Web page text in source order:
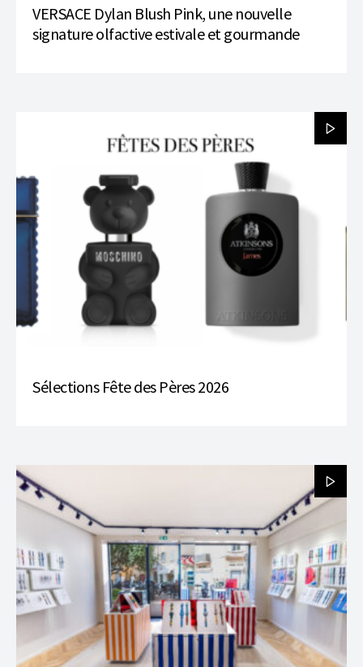
VERSACE Dylan Blush Pink, une nouvelle
signature olfactive estivale et gourmande
Sélections Fête des Pères 2026